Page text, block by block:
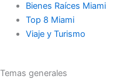
Bienes Raíces Miami
Top 8 Miami
Viaje y Turismo
Temas generales